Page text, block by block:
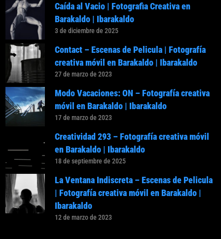
Caída al Vacio | Fotografia Creativa en
Barakaldo | Ibarakaldo
3 de diciembre de 2025
Contact – Escenas de Pelicula | Fotografía
creativa móvil en Barakaldo | Ibarakaldo
27 de marzo de 2023
Modo Vacaciones: ON – Fotografía creativa
móvil en Barakaldo | Ibarakaldo
17 de marzo de 2023
Creatividad 293 – Fotografía creativa móvil
en Barakaldo | Ibarakaldo
18 de septiembre de 2025
La Ventana Indiscreta – Escenas de Pelicula
| Fotografía creativa móvil en Barakaldo |
Ibarakaldo
12 de marzo de 2023